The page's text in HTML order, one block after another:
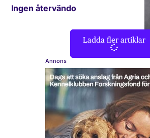
Ingen återvändo
Ladda fler artiklar
Annons